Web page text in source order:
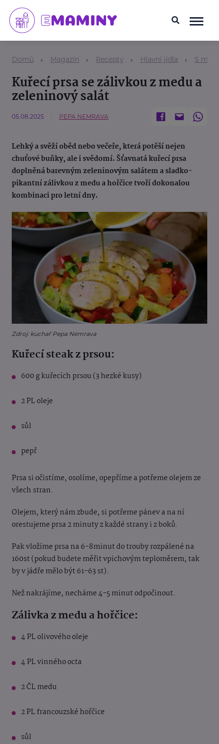
Domů Magazín Recepty Hlavní jídla S
Kuřecí prsa se zálivkou z medu a
zeleninový salát
05.08.2025 PEPA NEMRAVA
Lehký a svěží oběd nebo večeře, která potěší nejen
chuťové buňky, ale i svědomí. Šťavnatá kuřecí prsa
doplněná barevným zeleninovým salátem a sladko-
pikantní zálivkou z medu a hořčice tvoří dokonalou
kombinaci pro letní dny.
Zdroj: kuchař Pepa Nemrava
Kuřecí steak z prsou:
600 g kuřecích prsou (3 hezké kusy)
2 PL oleje
sůl
pepř
Prsa si očistíme, osolíme, opepříme a potřeme olejem ze
všech stran.
Olejem, který nám zbude, si potřeme pánev a na ní
orestujeme prsa 2 minuty z každé strany i z boků.
Pak vložíme prsa na 6-8minut do trouby rozpálené na
160st (pokud budete měřit vpichovým teploměrem, tak
by v jádře mělo být 61-63 st).
Než nakrájíme, necháme 4-5 minut odpočinout.
Zálivka z medu a hořčice:
4 PL olivového oleje
4 PL vinného octa
2 ČL medu
2 PL francouzské hořčice
sůl